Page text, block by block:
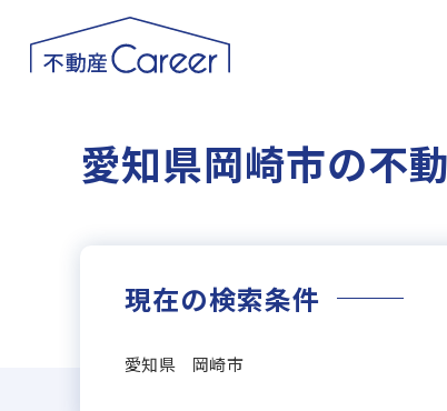
愛知県岡崎市の不
現在の検索条件
愛知県 岡崎市